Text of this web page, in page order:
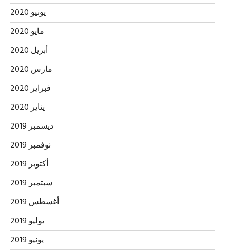
يونيو 2020
مايو 2020
أبريل 2020
مارس 2020
فبراير 2020
يناير 2020
ديسمبر 2019
نوفمبر 2019
أكتوبر 2019
سبتمبر 2019
أغسطس 2019
يوليو 2019
يونيو 2019